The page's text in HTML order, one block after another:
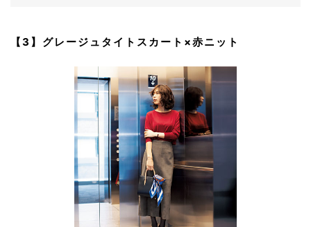
【3】グレージュタイトスカート×赤ニット